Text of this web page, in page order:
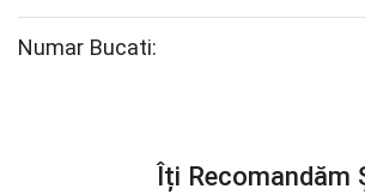
Numar Bucati:
Îți Recomandăm